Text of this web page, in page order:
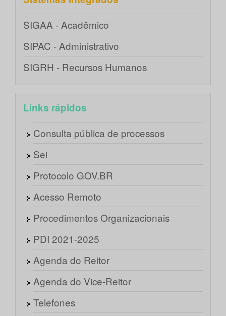
SIGAA - Acadêmico
SIPAC - Administrativo
SIGRH - Recursos Humanos
Links rápidos
Consulta pública de processos
Sei
Protocolo GOV.BR
Acesso Remoto
Procedimentos Organizacionais
PDI 2021-2025
Agenda do Reitor
Agenda do Vice-Reitor
Telefones